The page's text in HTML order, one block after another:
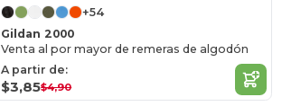
+54
Gildan 2000
Venta al por mayor de remeras de algodón
A partir de:
$3,85$4,90